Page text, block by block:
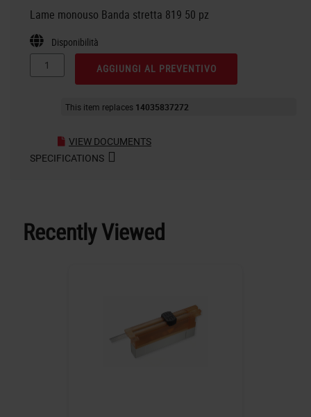
Lame monouso Banda stretta 819 50 pz
Disponibilità
AGGIUNGI AL PREVENTIVO
This item replaces 14035837272
VIEW DOCUMENTS
SPECIFICATIONS
Recently Viewed